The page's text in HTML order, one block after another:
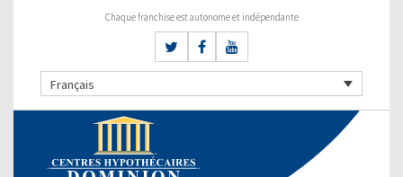
Chaque franchise est autonome et indépendante
Français